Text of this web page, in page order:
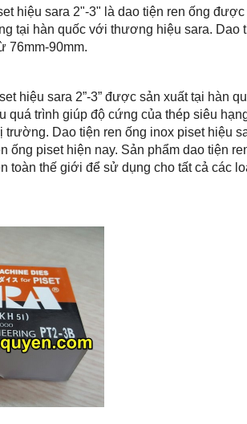
hiệu sara 2"-3" là dao tiện ren ống
tại hàn quốc với thương hiệu sara. Dao
76mm-90mm.
hiệu sara 2”-3” được sản xuất tại hàn
quá trình giúp độ cứng của thép siêu
trường. Dao tiện ren ống inox piset hiệu
ống piset hiện nay. Sản phẩm dao tiện
toàn thế giới để sử dụng cho tất cả các